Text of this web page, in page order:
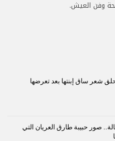
وفن العيش.
شعر ساق إبنتها بعد تعرضها
صور حبيبة طارق العريان التي